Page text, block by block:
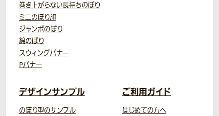
巻き上がらない長持ちのぼり
ミニのぼり旗
ジャンボのぼり
綿のぼり
スウィングバナー
Pバナー
デザインサンプル
のぼり型のサンプル
ご利用ガイド
はじめての方へ